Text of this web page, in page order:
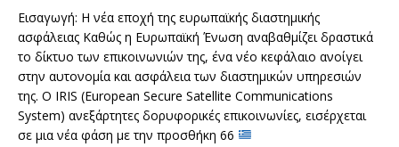
Εισαγωγή: Η νέα εποχή της ευρωπαϊκής διαστημικής
ασφάλειας Καθώς η Ευρωπαϊκή Ένωση αναβαθμίζει δραστικά
το δίκτυο των επικοινωνιών της, ένα νέο κεφάλαιο ανοίγει
στην αυτονομία και ασφάλεια των διαστημικών υπηρεσιών
της. Ο IRIS (European Secure Satellite Communications
System) ανεξάρτητες δορυφορικές επικοινωνίες, εισέρχεται
σε μια νέα φάση με την προσθήκη 66